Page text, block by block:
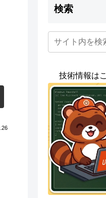
検索
技術情報は